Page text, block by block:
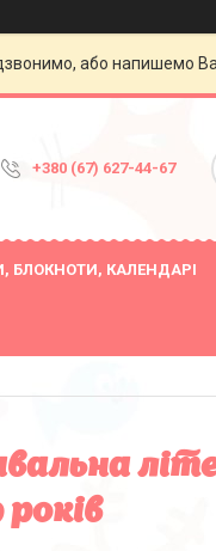
або напишемо
+380 (67) 627-44-67
БЛОКНОТИ, КАЛЕНДАРІ
років